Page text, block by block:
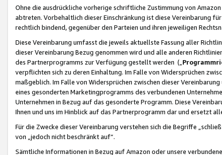
Ohne die ausdrückliche vorherige schriftliche Zustimmung von
abtreten. Vorbehaltlich dieser Einschränkung ist diese Vereinbarung
rechtlich bindend, gegenüber den Parteien und ihren jeweiligen
Diese Vereinbarung umfasst die jeweils aktuellste Fassung aller
dieser Vereinbarung Bezug genommen wird und alle anderen
des Partnerprogramms zur Verfügung gestellt werden („
verpflichten sich zu deren Einhaltung. Im Falle von Widersprüchen
maßgeblich. Im Falle von Widersprüchen zwischen dieser
eines gesonderten Marketingprogramms des verbundenen
Unternehmen in Bezug auf das gesonderte Programm. Diese
Ihnen und uns im Hinblick auf das Partnerprogramm dar und ersetzt
Für die Zwecke dieser Vereinbarung verstehen sich die Begriffe
von „jedoch nicht beschränkt auf“.
Sämtliche Informationen in Bezug auf Amazon oder unsere